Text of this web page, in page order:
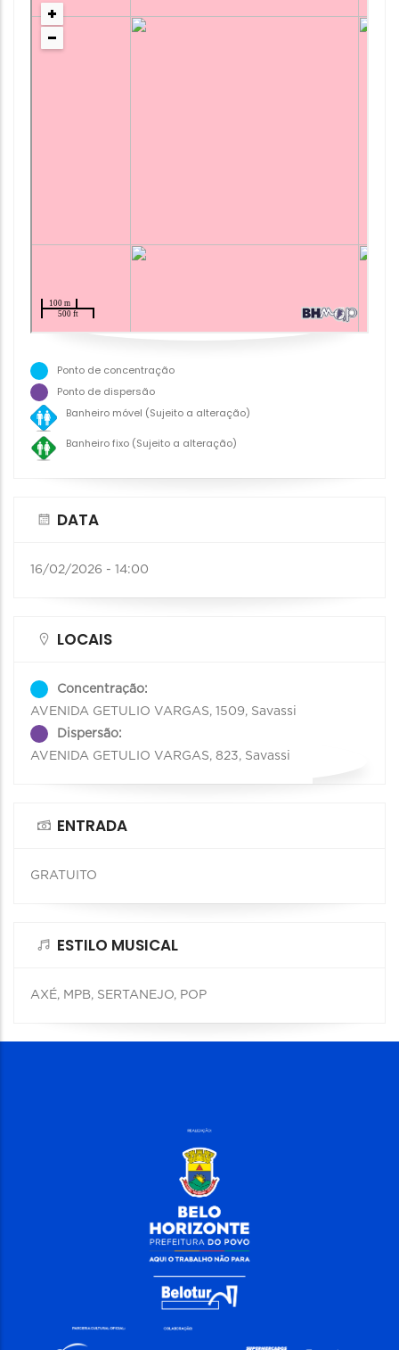
Ponto de concentração
Ponto de dispersão
Banheiro móvel (Sujeito a alteração)
Banheiro fixo (Sujeito a alteração)
DATA
16/02/2026 - 14:00
LOCAIS
Concentração:
AVENIDA GETULIO VARGAS, 1509, Savassi
Dispersão:
AVENIDA GETULIO VARGAS, 823, Savassi
ENTRADA
GRATUITO
ESTILO MUSICAL
AXÉ, MPB, SERTANEJO, POP